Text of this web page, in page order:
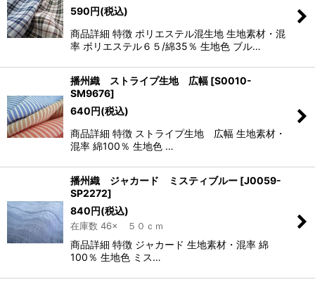
590円(税込)
商品詳細 特徴 ポリエステル混生地 生地素材・混
率 ポリエステル６５/綿35％ 生地色 ブル…
播州織 ストライプ生地 広幅 [S0010-
SM9676]
640円(税込)
商品詳細 特徴 ストライプ生地 広幅 生地素材・
混率 綿100％ 生地色 …
播州織 ジャカード ミスティブルー [J0059-
SP2272]
840円(税込)
在庫数 46× ５０ｃｍ
商品詳細 特徴 ジャカード 生地素材・混率 綿
100％ 生地色 ミス…